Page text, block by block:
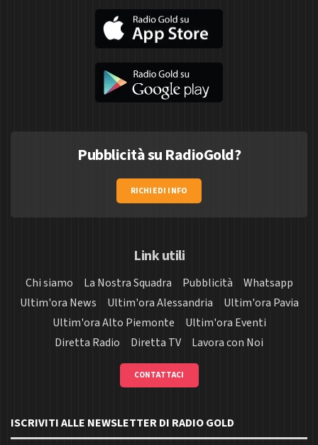
Pubblicità su RadioGold?
RICHIEDI INFO
Link utili
Chi siamo La Nostra Squadra Pubblicità
Whatsapp
Ultim'ora News
Ultim'ora Alessandria
Ultim'ora Pavia
Ultim'ora Alto Piemonte
Ultim'ora Eventi
Diretta Radio
Diretta TV Lavora con Noi
CONTATTACI
ISCRIVITI ALLE NEWSLETTER DI RADIO GOLD